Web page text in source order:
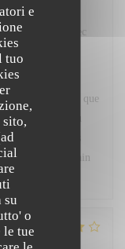
e
tuo
sito,
su
o
le tue
retournerons avec
sommes ravis que
que la qualité du
Nous
pour un prochain